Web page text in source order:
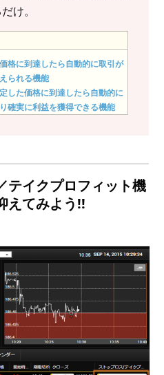
け。
格に到達したら自動的に取引が
られる機能
した価格に到達したら自動的に
確実に利益を獲得できる機能
テイクプロフィット機
えてみよう!!